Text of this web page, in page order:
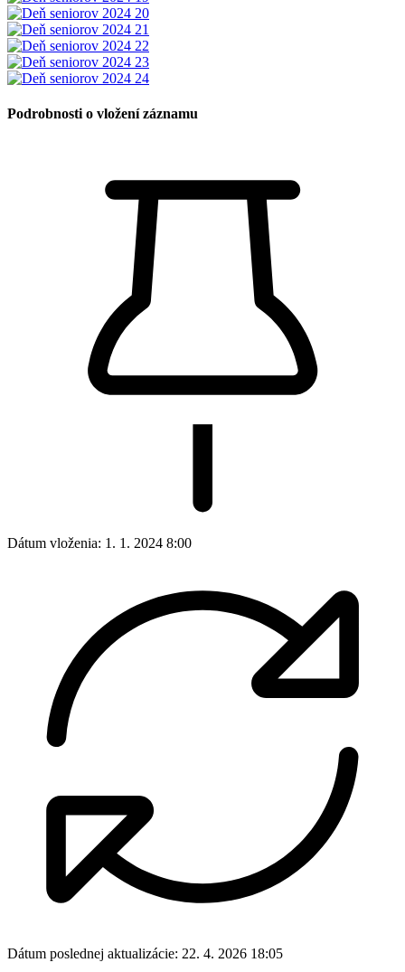
Podrobnosti o vložení záznamu
Dátum vloženia: 1. 1. 2024 8:00
Dátum poslednej aktualizácie: 22. 4. 2026 18:05